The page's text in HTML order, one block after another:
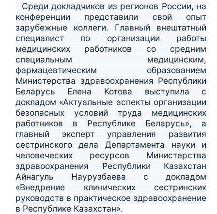
Среди докладчиков из регионов России, на
конференции представили свой опыт
зарубежные коллеги. Главный внештатный
специалист по организации работы
медицинских работников со средним
специальным медицинским,
фармацевтическим образованием
Министерства здравоохранения Республики
Беларусь Елена Котова выступила с
докладом «Актуальные аспекты организации
безопасных условий труда медицинских
работников в Республике Беларусь», а
главный эксперт управления развития
сестринского дела Департамента науки и
человеческих ресурсов Министерства
здравоохранения Республики Казахстан
Айнагуль Наурузбаева с докладом
«Внедрение клинических сестринских
руководств в практическое здравоохранение
в Республике Казахстан».